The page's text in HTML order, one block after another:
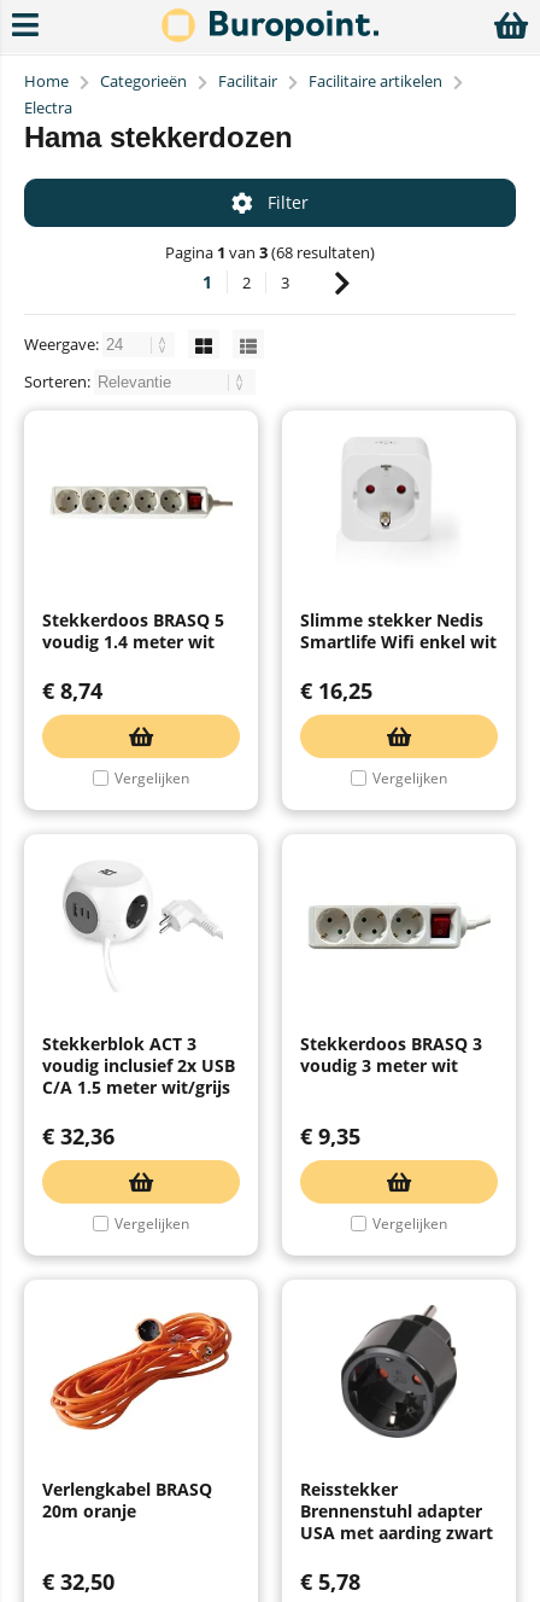
Home Categorieën Facilitair
Facilitaire artikelen
Electra
Hama stekkerdozen
Filter
Pagina 1 van 3(68 resultaten)
1 2 3
Weergave:
Sorteren:
Stekkerdoos BRASQ 5
voudig 1.4 meter wit
€ 8,74
Vergelijken
Slimme stekker Nedis
Smartlife Wifi enkel wit
€ 16,25
Vergelijken
Stekkerblok ACT 3
voudig inclusief 2x USB
C/A 1.5 meter wit/grijs
€ 32,36
Vergelijken
Stekkerdoos BRASQ 3
voudig 3 meter wit
€ 9,35
Vergelijken
Verlengkabel BRASQ
20m oranje
€ 32,50
Reisstekker
Brennenstuhl adapter
USA met aarding zwart
€ 5,78